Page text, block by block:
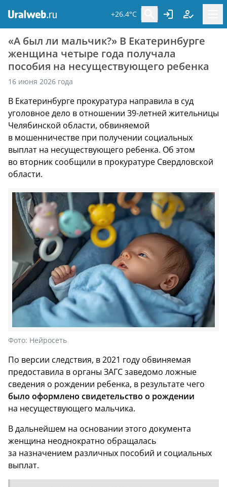
+26.4°C
«А был ли мальчик?» В Екатеринбурге
женщина четыре года получала
пособия на несуществующего ребенка
16 июня 2026 года
В Екатеринбурге прокуратура направила в суд
уголовное дело в отношении 39-летней жительницы
Челябинской области, обвиняемой
в мошенничестве при получении социальных
выплат на несуществующего ребенка. Об этом
во вторник сообщили в прокуратуре Свердловской
области.
Фото: Нейросеть
По версии следствия, в 2021 году обвиняемая
предоставила в органы ЗАГС заведомо ложные
сведения о рождении ребенка, в результате чего
было оформлено свидетельство о рождении
на несуществующего мальчика.
В дальнейшем на основании этого документа
женщина неоднократно обращалась
за назначением различных пособий и социальных
выплат.